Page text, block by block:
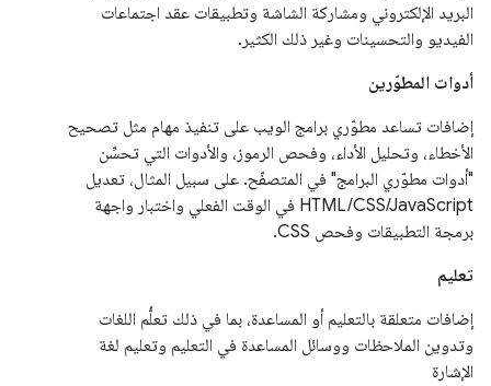
البريد الإلكتروني ومشاركة الشاشة وتطبيقات عقد اجتماعات
الفيديو والتحسينات وغير ذلك الكثير.
أدوات المطوّرين
إضافات تساعد مطوّري برامج الويب على تنفيذ مهام مثل تصحيح
الأخطاء، وتحليل الأداء، وفحص الرموز، والأدوات التي تحسِّن
"أدوات مطوّري البرامج" في المتصفّح. على سبيل المثال، تعديل
HTML/CSS/JavaScript في الوقت الفعلي واختبار واجهة
برمجة التطبيقات وفحص CSS.
تعليم
إضافات متعلقة بالتعليم أو المساعدة، بما في ذلك تعلُّم اللغات
وتدوين الملاحظات ووسائل المساعدة في التعليم وتعليم لغة
الإشارة